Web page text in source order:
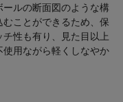
ルの断面図のような構
ことができるため、保
性も有り、見た目以上
用ながら軽くしなやか